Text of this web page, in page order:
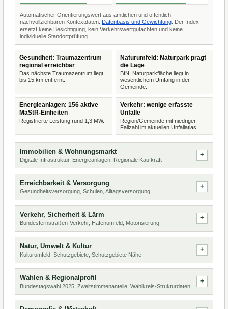
Automatischer Orientierungswert aus amtlichen und öffentlich
nachvollziehbaren Kontextdaten. Datenbasis und Gewichtung . Der Index
ersetzt keine Besichtigung, kein Verkehrswertgutachten und keine
individuelle Standortprüfung.
Gesundheit: Traumazentrum
regional erreichbar
Das nächste Traumazentrum liegt
bis 15 km entfernt.
Naturumfeld: Naturpark prägt
die Lage
BfN: Naturparkfläche liegt in
wesentlichem Umfang in der
Gemeinde.
Energieanlagen: 156 aktive
MaStR-Einheiten
Registrierte Leistung rund 1,3 MW.
Verkehr: wenige erfasste
Unfälle
Region/Gemeinde mit niedriger
Fallzahl im aktuellen Unfallatlas.
Immobilien & Wohnungsmarkt
Digitale Infrastruktur, Energieanlagen, Regionale Kaufkraft
Erreichbarkeit & Versorgung
Gesundheitsversorgung, Schulen, Alltagsversorgung
Verkehr, Sicherheit & Lärm
Bundesfernstraßen-Verkehr, Hafenumfeld, Motorisierung
Natur, Umwelt & Kultur
Kulturumfeld, Schutzgebiete, Schutzgebiete Nähe
Wahlen & Regionalprofil
Bundestagswahl 2025, Zweitstimmenanteile, Wahlkreis-Strukturdaten